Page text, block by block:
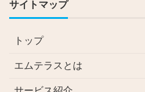
サイトマップ
トップ
エムテラスとは